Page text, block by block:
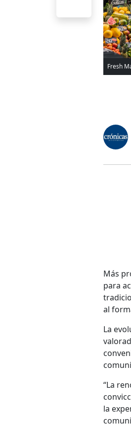
Fresh
Más
para
al
La
“La
la